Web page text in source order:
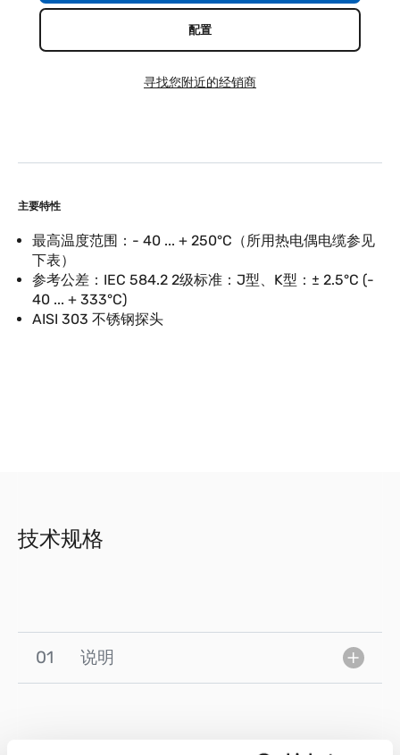
主要特性
最高温度范围：- 40 ... + 250°C（所用热电偶电缆参见
下表）
参考公差：IEC 584.2 2级标准：J型、K型：± 2.5°C (-
40 ... + 333°C)
AISI 303 不锈钢探头
配置
寻找您附近的经销商
技术规格
01 说明